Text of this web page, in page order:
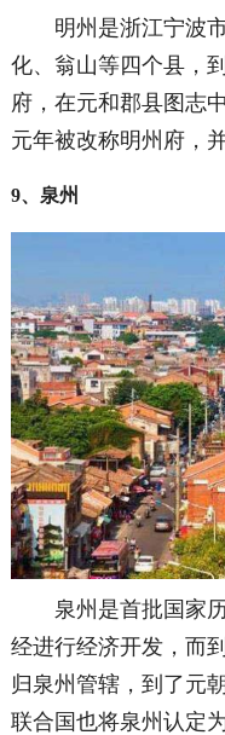
明州是浙江宁波市
化、翁山等四个县，
府，在元和郡县图志
元年被改称明州府，
9、泉州
泉州是首批国家历
经进行经济开发，而
归泉州管辖，到了元
联合国也将泉州认定